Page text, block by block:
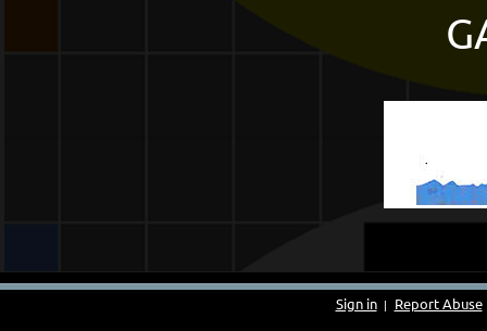
Sign in | Report Abuse